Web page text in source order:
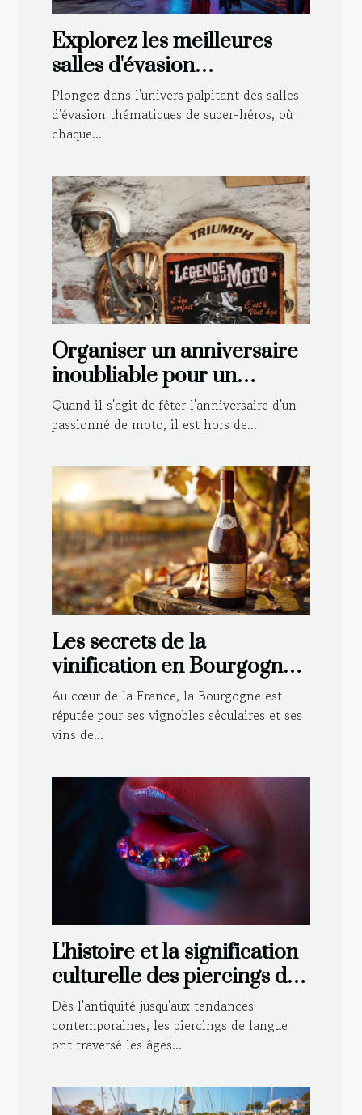
Explorez les meilleures
salles d'évasion
thématiques de super-
héros
Plongez dans l'univers palpitant des salles
d'évasion thématiques de super-héros, où
chaque...
Organiser un anniversaire
inoubliable pour un
motard : astuces et idées
déco
Quand il s'agit de fêter l'anniversaire d'un
passionné de moto, il est hors de...
Les secrets de la
vinification en Bourgogne :
Techniques traditionnelles
et modernes
Au cœur de la France, la Bourgogne est
réputée pour ses vignobles séculaires et ses
vins de...
L'histoire et la signification
culturelle des piercings de
langue
Dès l'antiquité jusqu'aux tendances
contemporaines, les piercings de langue
ont traversé les âges...